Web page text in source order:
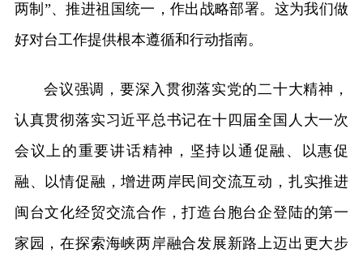
两制”、推进祖国统一，作出战略部署。这为我们做
好对台工作提供根本遵循和行动指南。
会议强调，要深入贯彻落实党的二十大精神，
认真贯彻落实习近平总书记在十四届全国人大一次
会议上的重要讲话精神，坚持以通促融、以惠促
融、以情促融，增进两岸民间交流互动，扎实推进
闽台文化经贸交流合作，打造台胞台企登陆的第一
家园，在探索海峡两岸融合发展新路上迈出更大步